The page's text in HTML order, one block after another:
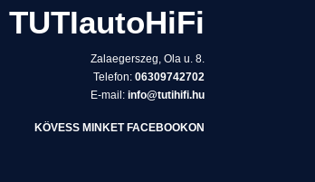
TUTIautoHiFi
Zalaegerszeg, Ola u. 8.
Telefon: 06309742702
E-mail: info@tutihifi.hu
KÖVESS MINKET FACEBOOKON